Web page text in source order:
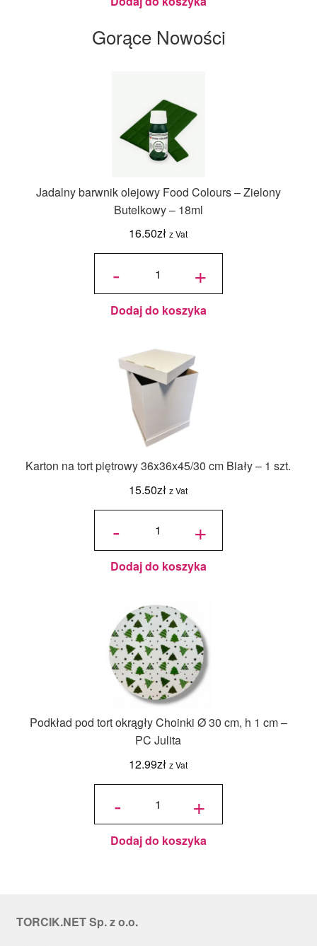
Gorące Nowości
Jadalny barwnik olejowy Food Colours – Zielony
Butelkowy – 18ml
16.50zł z Vat
-
ilość
olejowy
Food
Colours -
Zielony
Butelkowy
+
Dodaj do koszyka
Karton na tort piętrowy 36x36x45/30 cm Biały – 1 szt.
15.50zł z Vat
-
ilość Karton
36x36x45/30
cm Biały - 1
szt. +
Dodaj do koszyka
Podkład pod tort okrągły Choinki Ø 30 cm, h 1 cm –
PC Julita
12.99zł z Vat
-
ilość
okrągły
Choinki
Ø 30
cm, h 1
cm - PC
+
Dodaj do koszyka
TORCIK.NET Sp. z o.o.